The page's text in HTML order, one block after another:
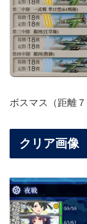
ボスマス（距離
クリア画像